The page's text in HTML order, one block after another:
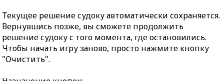
Текущее решение судоку автоматически сохраняется.
Вернувшись позже, вы сможете продолжить
решение судоку с того момента, где остановились.
Чтобы начать игру заново, просто нажмите кнопку
"Очистить".